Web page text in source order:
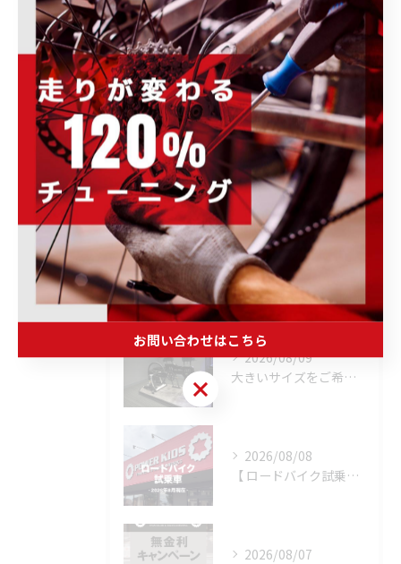
取り扱いブランド
ウェア・ヘルメット・シューズ
トレーニング・メンテナンス・その他
ホイール・パーツ・アクセサリー
完成車・フレーム
未分類
最近の投稿
Recent
Posts
2026/08/09
大きいサイズをご希望のお客様へ
2026/08/08
【 ロードバイク試乗車 】※2026年8月現在
2026/08/07
お問い合わせはこちら
お問い合わせはこちら